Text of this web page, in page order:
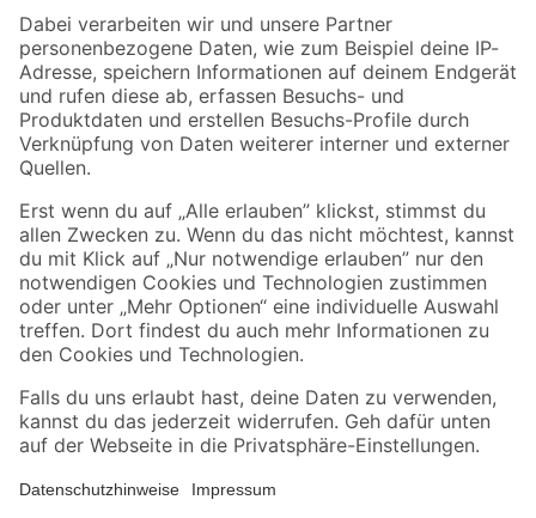
Zahlungsarten Versandarten
Jetzt die toom-App herunterladen
Alle Preisangaben in EUR inkl. gesetzl. MwSt.. Die dargestellten Angebote sind unter
Umständen nicht in allen Märkten verfügbar. Die angegebenen Verfügbarkeiten
und Produkte nur solange der Vorrat reicht.
*Paketversand ab 59 € versandkostenfrei, gilt nicht für Artikel mit Speditionsversand,